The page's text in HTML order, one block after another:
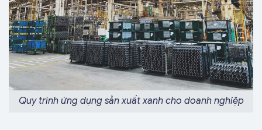
Quy trình ứng dụng sản xuất xanh cho doanh nghiệp